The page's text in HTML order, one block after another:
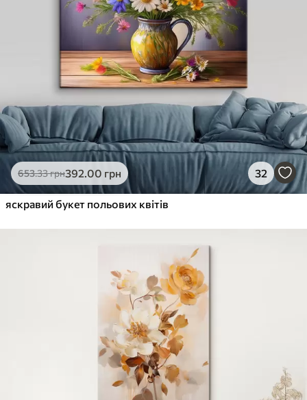
653.33грн392.00 грн 32
яскравий букет польових квітів